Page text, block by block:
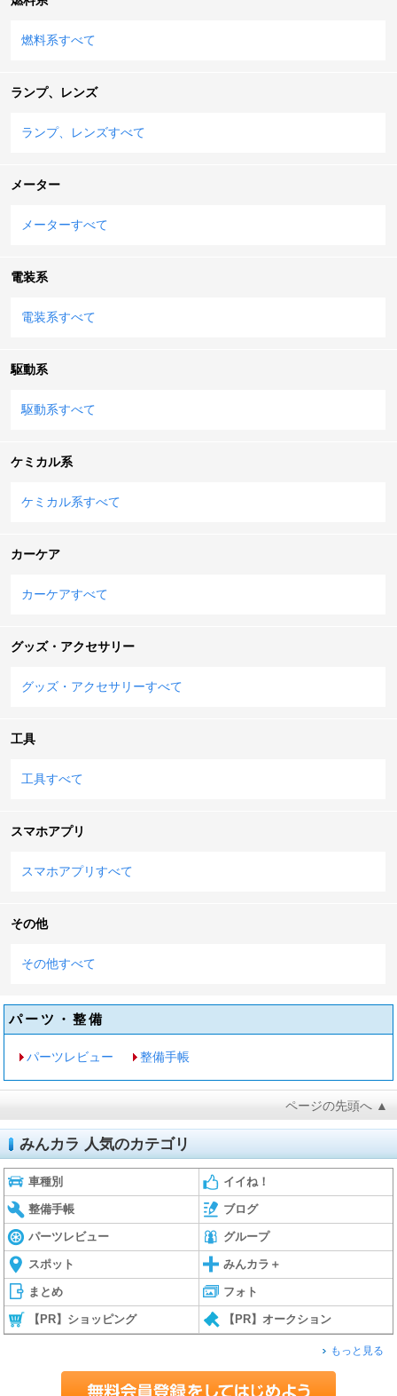
燃料系すべて
ランプ、レンズ
ランプ、レンズすべて
メーター
メーターすべて
電装系
電装系すべて
駆動系
駆動系すべて
ケミカル系
ケミカル系すべて
カーケア
カーケアすべて
グッズ・アクセサリー
グッズ・アクセサリーすべて
工具
工具すべて
スマホアプリ
スマホアプリすべて
その他
その他すべて
パーツ・整備
パーツレビュー 整備手帳
ページの先頭へ ▲
みんカラ 人気のカテゴリ
車種別 イイね！
整備手帳 ブログ
パーツレビュー グループ
スポット みんカラ＋
まとめ フォト
【PR】ショッピング 【PR】オークション
もっと見る